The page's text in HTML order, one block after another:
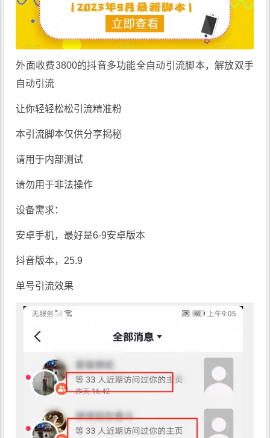
外面收费3800的抖音多功能全自动引流脚本，解放双手
自动引流
让你轻轻松松引流精准粉
本引流脚本仅供分享揭秘
请用于内部测试
请勿用于非法操作
设备需求：
安卓手机，最好是6-9安卓版本
抖音版本，25.9
单号引流效果